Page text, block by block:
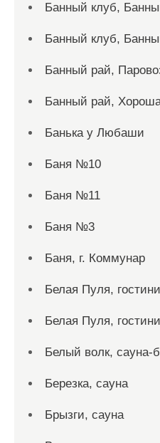
Банный клуб,
Банный клуб,
Банный рай,
Банный рай,
Банька у Любаши
Баня №10
Баня №11
Баня №3
Баня, г. Коммунар
Белая Пуля,
Белая Пуля,
Белый волк, сауна-
Березка, сауна
Брызги, сауна